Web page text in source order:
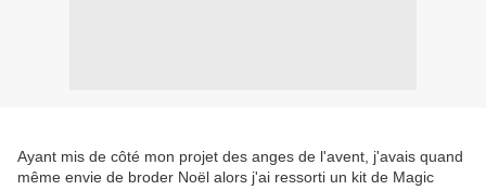
Ayant mis de côté mon projet des anges de l'avent, j'avais quand
même envie de broder Noël alors j'ai ressorti un kit de Magic